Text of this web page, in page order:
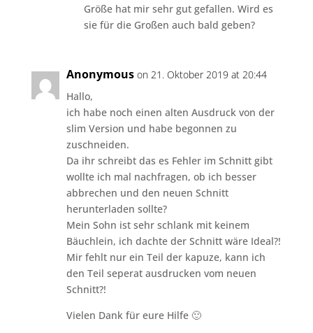
Größe hat mir sehr gut gefallen. Wird es
sie für die Großen auch bald geben?
Anonymous on 21. Oktober 2019 at 20:44
Hallo,
ich habe noch einen alten Ausdruck von der
slim Version und habe begonnen zu
zuschneiden.
Da ihr schreibt das es Fehler im Schnitt gibt
wollte ich mal nachfragen, ob ich besser
abbrechen und den neuen Schnitt
herunterladen sollte?
Mein Sohn ist sehr schlank mit keinem
Bäuchlein, ich dachte der Schnitt wäre Ideal?!
Mir fehlt nur ein Teil der kapuze, kann ich
den Teil seperat ausdrucken vom neuen
Schnitt?!
Vielen Dank für eure Hilfe 🙂